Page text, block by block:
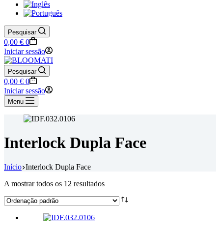
Pesquisar
Carrinho
de
compras
0,00 € 0
Iniciar sessão
Pesquisar
Carrinho
de
compras
0,00 € 0
Iniciar sessão
Menu
Interlock Dupla Face
Início Interlock Dupla Face
A mostrar todos os 12 resultados